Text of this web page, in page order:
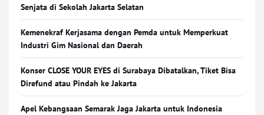
Senjata di Sekolah Jakarta Selatan
Kemenekraf Kerjasama dengan Pemda untuk Memperkuat
Industri Gim Nasional dan Daerah
Konser CLOSE YOUR EYES di Surabaya Dibatalkan, Tiket Bisa
Direfund atau Pindah ke Jakarta
Apel Kebangsaan Semarak Jaga Jakarta untuk Indonesia